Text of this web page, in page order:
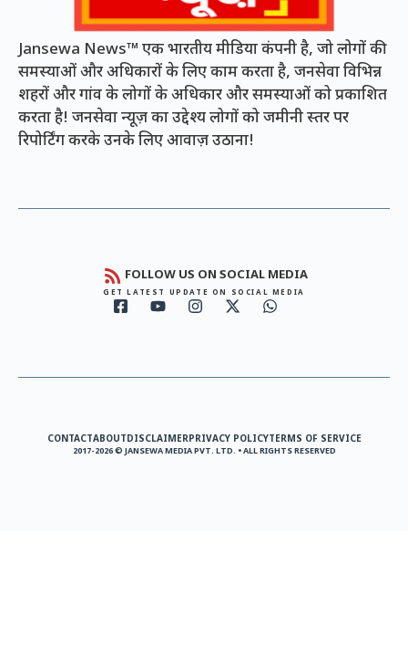
Jansewa News™ एक भारतीय मीडिया कंपनी है, जो लोगों की
समस्याओं और अधिकारों के लिए काम करता है, जनसेवा विभिन्न
शहरों और गांव के लोगों के अधिकार और समस्याओं को प्रकाशित
करता है! जनसेवा न्यूज़ का उद्देश्य लोगों को जमीनी स्तर पर
रिपोर्टिंग करके उनके लिए आवाज़ उठाना!
FOLLOW US ON SOCIAL MEDIA
GET LATEST UPDATE ON SOCIAL MEDIA
CONTACTABOUTDISCLAIMERPRIVACY POLICYTERMS OF SERVICE
2017-2026 © JANSEWA MEDIA PVT. LTD. • ALL RIGHTS RESERVED